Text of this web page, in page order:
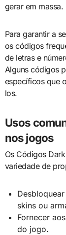
gerar em massa.
Para garantir a
os códigos
de letras e
Alguns códigos
específicos que
los.
Usos
nos jogos
Os Códigos
variedade de
skins ou
Fornecer
do jogo.